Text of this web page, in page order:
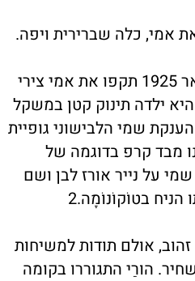
אמי, כלה שברירית ויפה.
בבוקר ארבעה־עשר בינואר 1925 תקפו את אמי צירי
ילדה תינוק קטן במשקל
הענקת שמי הלבישוני גופיית
מבד קרפ בדוגמה של
על נייר אורז לבן ושם
בטוֹקוֹנוֹמָה.2
אולם תודות למשיחות
הורַי התגוררו בקומה